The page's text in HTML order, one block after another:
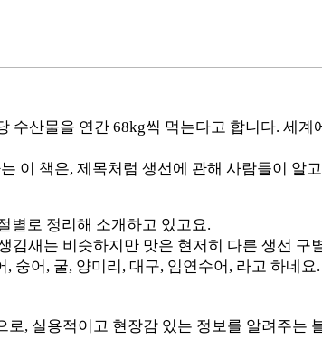
산물을 연간 68kg씩 먹는다고 합니다. 세계
이 책은, 제목처럼 생선에 관해 사람들이 알
별로 정리해 소개하고 있고요.
새는 비슷하지만 맛은 현저히 다른 생선 구
숭어, 굴, 양미리, 대구, 임연수어, 라고 하네요.
, 실용적이고 현장감 있는 정보를 알려주는